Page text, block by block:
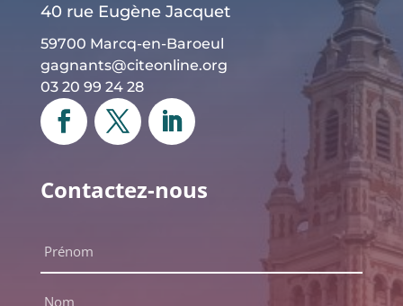
40 rue Eugène Jacquet
59700 Marcq-en-Baroeul
gagnants@citeonline.org
03 20 99 24 28
Contactez-nous
complet